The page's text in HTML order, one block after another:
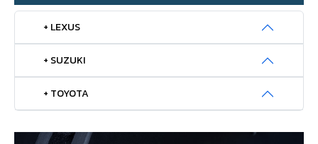
+ LEXUS
+ SUZUKI
+ TOYOTA